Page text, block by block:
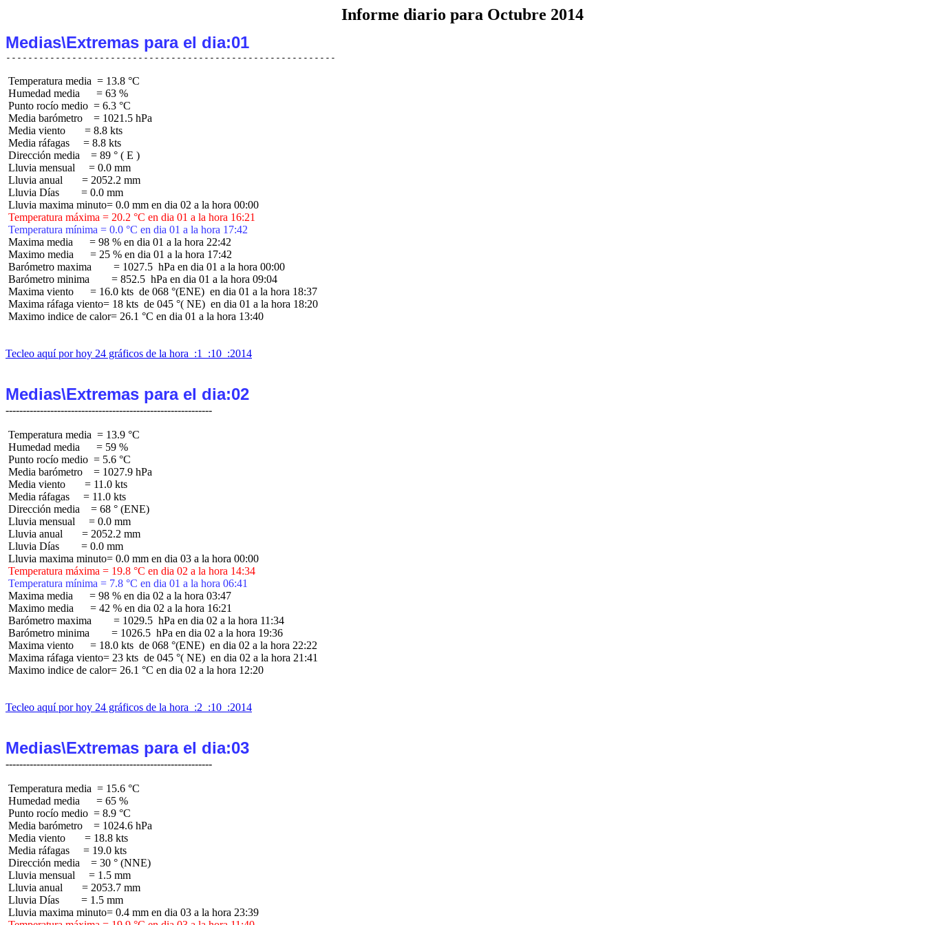
Informe diario para Octubre 2014
Medias\Extremas para el dia:01
Temperatura media  = 13.8 °C
Humedad media      = 63 %
Punto rocío medio  = 6.3 °C
Media barómetro    = 1021.5 hPa
Media viento       = 8.8 kts
Media ráfagas     = 8.8 kts
Dirección media    = 89 ° ( E )
Lluvia mensual     = 0.0 mm
Lluvia anual       = 2052.2 mm
Lluvia Días        = 0.0 mm
Temperatura máxima = 20.2 °C en dia 01 a la hora 16:21
Temperatura mínima = 0.0 °C en dia 01 a la hora 17:42
Maxima media      = 98 % en dia 01 a la hora 22:42
Maximo media      = 25 % en dia 01 a la hora 17:42
Barómetro maxima        = 1027.5  hPa en dia 01 a la hora 00:00
Barómetro minima        = 852.5  hPa en dia 01 a la hora 09:04
Maxima viento      = 16.0 kts  de 068 °(ENE)  en dia 01 a la hora 18:37
Maxima ráfaga viento= 18 kts  de 045 °( NE)  en dia 01 a la hora 18:20
Maximo indice de calor= 26.1 °C en dia 01 a la hora 13:40
Tecleo aquí por hoy 24 gráficos de la hora  :1  :10  :2014
Medias\Extremas para el dia:02
Temperatura media  = 13.9 °C
Humedad media      = 59 %
Punto rocío medio  = 5.6 °C
Media barómetro    = 1027.9 hPa
Media viento       = 11.0 kts
Media ráfagas     = 11.0 kts
Dirección media    = 68 ° (ENE)
Lluvia mensual     = 0.0 mm
Lluvia anual       = 2052.2 mm
Lluvia Días        = 0.0 mm
Temperatura máxima = 19.8 °C en dia 02 a la hora 14:34
Temperatura mínima = 7.8 °C en dia 01 a la hora 06:41
Maxima media      = 98 % en dia 02 a la hora 03:47
Maximo media      = 42 % en dia 02 a la hora 16:21
Barómetro maxima        = 1029.5  hPa en dia 02 a la hora 11:34
Barómetro minima        = 1026.5  hPa en dia 02 a la hora 19:36
Maxima viento      = 18.0 kts  de 068 °(ENE)  en dia 02 a la hora 22:22
Maxima ráfaga viento= 23 kts  de 045 °( NE)  en dia 02 a la hora 21:41
Maximo indice de calor= 26.1 °C en dia 02 a la hora 12:20
Tecleo aquí por hoy 24 gráficos de la hora  :2  :10  :2014
Medias\Extremas para el dia:03
Temperatura media  = 15.6 °C
Humedad media      = 65 %
Punto rocío medio  = 8.9 °C
Media barómetro    = 1024.6 hPa
Media viento       = 18.8 kts
Media ráfagas     = 19.0 kts
Dirección media    = 30 ° (NNE)
Lluvia mensual     = 1.5 mm
Lluvia anual       = 2053.7 mm
Lluvia Días        = 1.5 mm